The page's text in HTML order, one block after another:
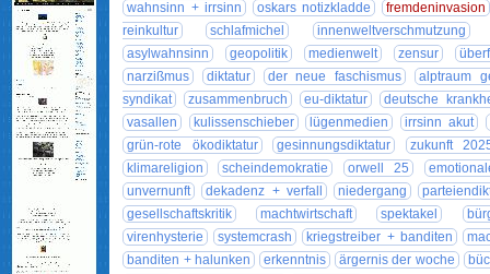
wahnsinn + irrsinn
oskars notizkladde
fremdeninvasion
reinkultur
schlafmichel
innenweltverschmutzung
asylwahnsinn
geopolitik medienwelt zensur
narzißmus
diktatur der neue faschismus
alptraum
syndikat
zusammenbruch eu-diktatur
deutsche
vasallen
kulissenschieber lügenmedien irrsinn akut
grün-rote ökodiktatur
gesinnungsdiktatur
zukunft
klimareligion
scheindemokratie orwell 25
unvernunft
dekadenz + verfall niedergang
gesellschaftskritik
machtwirtschaft spektakel
virenhysterie
systemcrash kriegstreiber + banditen
banditen + halunken
erkenntnis ärgernis der woche